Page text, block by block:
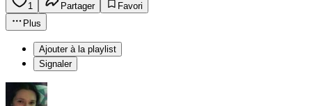
1 Partager
Favori
Plus
Ajouter à la playlist
Signaler